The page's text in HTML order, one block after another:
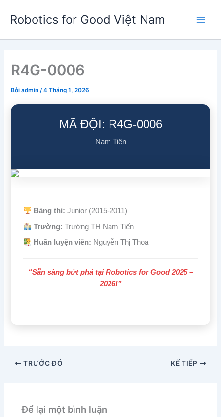
dung
Robotics for Good Việt Nam
R4G-0006
Bởiadmin /4 Tháng 1, 2026
MÃ ĐỘI: R4G-0006
Nam Tiến
Bảng thi: Junior (2015-2011)
Trường: Trường TH Nam Tiến
Huấn luyện viên: Nguyễn Thị Thoa
“Sẵn sàng bứt phá tại Robotics for Good 2025 –
2026!”
TRƯỚC ĐÓ KẾ TIẾP
Để lại một bình luận